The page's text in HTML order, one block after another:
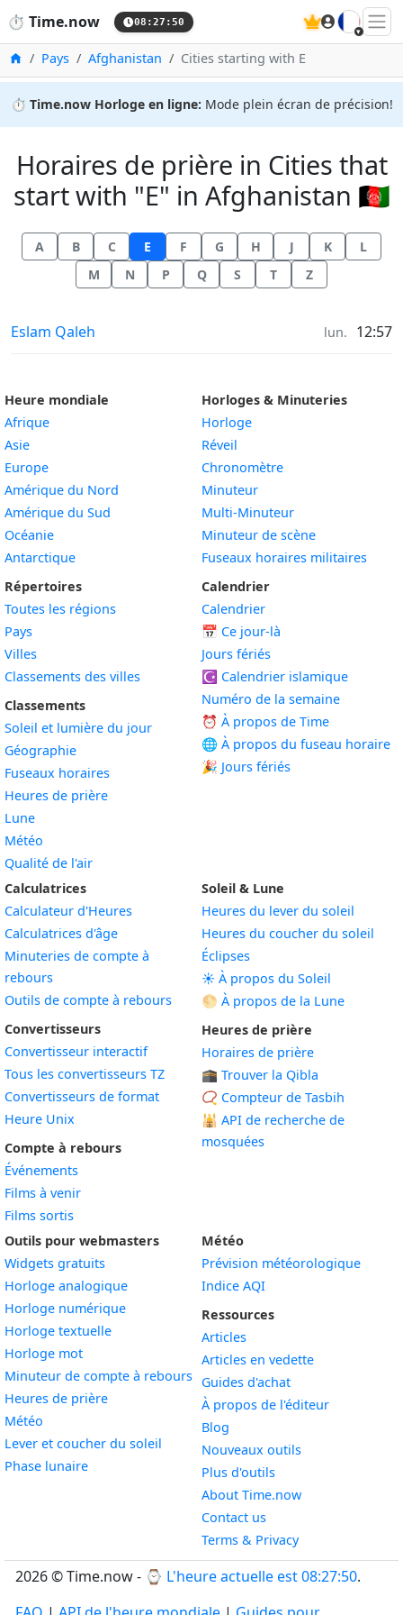
⏱️ Time.now 08:27:51 🇫🇷
Accueil
Pays Afghanistan Cities starting with E
⏱️ Time.now Horloge en ligne: Mode plein écran de précision!
Horaires de prière in Cities that
start with "E" in Afghanistan 🇦🇫
A B C E F G H J K
L
M
N P Q S T Z
Horaires de prière in
Eslam Qaleh lun. 12:57
Heure mondiale
Afrique
Asie
Europe
Amérique du Nord
Amérique du Sud
Océanie
Antarctique
Répertoires
Toutes les régions
Pays
Villes
Classements des villes
Classements
Soleil et lumière du jour
Géographie
Fuseaux horaires
Heures de prière
Lune
Météo
Qualité de l'air
Horloges & Minuteries
Horloge
Réveil
Chronomètre
Minuteur
Multi-Minuteur
Minuteur de scène
Fuseaux horaires militaires
Calendrier
Calendrier
📅 Ce jour-là
Jours fériés
☪️ Calendrier islamique
Numéro de la semaine
⏰ À propos de Time
🌐 À propos du fuseau horaire
🎉 Jours fériés
Calculatrices
Calculateur d'Heures
Calculatrices d'âge
Minuteries de compte à
rebours
Outils de compte à rebours
Convertisseurs
Convertisseur interactif
Tous les convertisseurs TZ
Convertisseurs de format
Heure Unix
Compte à rebours
Événements
Films à venir
Films sortis
Soleil & Lune
Heures du lever du soleil
Heures du coucher du soleil
Éclipses
☀️ À propos du Soleil
🌕 À propos de la Lune
Heures de prière
Horaires de prière
🕋 Trouver la Qibla
📿 Compteur de Tasbih
🕌 API de recherche de
mosquées
Outils pour webmasters
Widgets gratuits
Horloge analogiqueWidget
Horloge numériqueWidget
Horloge textuelleWidget
Horloge motWidget
Minuteur de compte à rebours Widget
Heures de prièreWidget
Météo
Lever et coucher du soleil
Phase lunaireWidget
Météo
Prévision météorologique
Indice AQI
Ressources
Articles
Articles en vedette
Guides d'achat
À propos de l'éditeur
Blog
Nouveaux outils
Plus d'outils
About Time.now
Contact us
Terms & Privacy
2026 © Time.now - ⌚ L'heure actuelle est 08:27:51.